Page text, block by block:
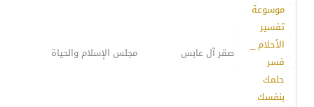
موسوعة
تفسير
الأحلام _
فسر
حلمك
بنفسك
صقر آل عابس مجلس الإسلام والحياة